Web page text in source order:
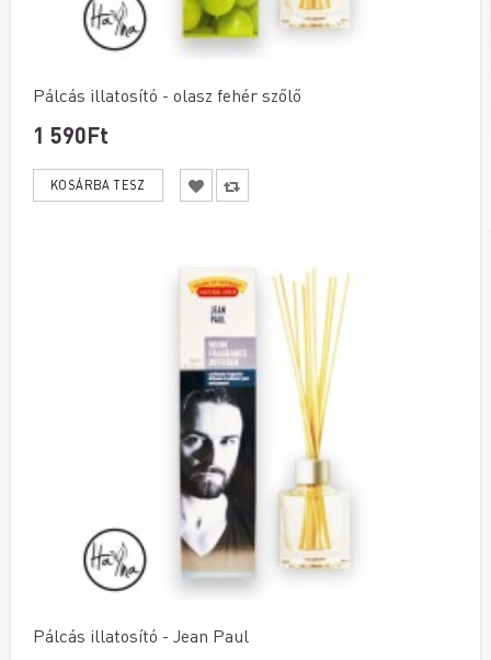
Pálcás illatosító - olasz fehér szőlő
1 590Ft
Pálcás illatosító - Jean Paul